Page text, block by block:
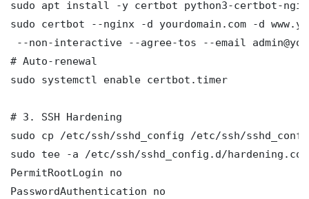
sudo apt install -y certbot python3-certbot-
sudo certbot --nginx -d yourdomain.com -d
--non-interactive --agree-tos --email
# Auto-renewal
sudo systemctl enable certbot.timer
# 3. SSH Hardening
sudo cp /etc/ssh/sshd_config /etc/ssh/
sudo tee -a /etc/ssh/sshd_config.d/
PermitRootLogin no
PasswordAuthentication no